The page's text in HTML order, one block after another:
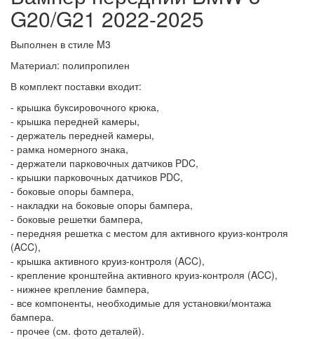
G20/G21 2022-2025
Выполнен в стиле M3
Материал: полипропилен
В комплект поставки входит:
- крышка буксировочного крюка,
- крышка передней камеры,
- держатель передней камеры,
- рамка номерного знака,
- держатели парковочных датчиков PDC,
- крышки парковочных датчиков PDC,
- боковые опоры бампера,
- накладки на боковые опоры бампера,
- боковые решетки бампера,
- передняя решетка с местом для активного круиз-контроля
(ACC),
- крышка активного круиз-контроля (ACC),
- крепление кронштейна активного круиз-контроля (ACC),
- нижнее крепление бампера,
- все компоненты, необходимые для установки/монтажа
бампера.
- прочее (см. фото деталей).